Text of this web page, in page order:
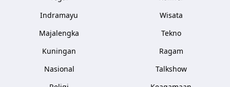
Indramayu
Majalengka
Kuningan
Nasional
Wisata
Tekno
Ragam
Talkshow